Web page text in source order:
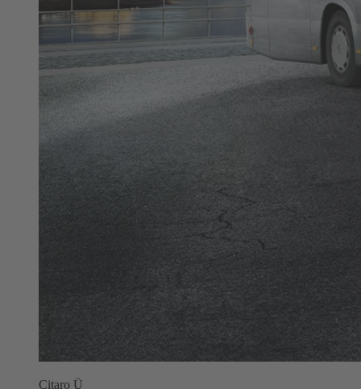
Citaro Ü